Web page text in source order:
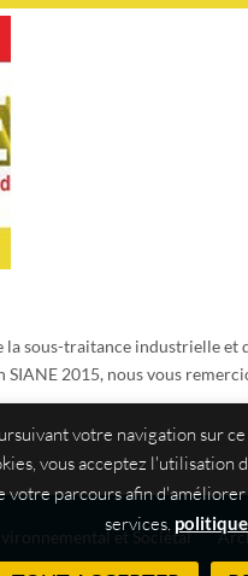
sous-traitance industrielle et
2015, nous vous
et Sociétal
votre navigation sur
vous acceptez l'utilisation
votre parcours afin
services.